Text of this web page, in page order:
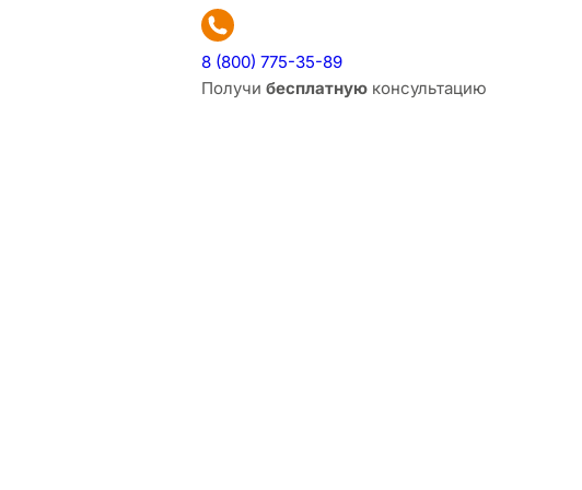
8 (800) 775-35-89
Получи бесплатную консультацию